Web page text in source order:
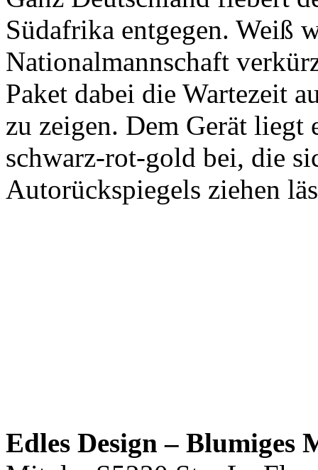
Südafrika entgegen. Weiß
Nationalmannschaft
Paket dabei die Wartezeit
zu zeigen. Dem Gerät liegt
schwarz-rot-gold bei, die
Autorückspiegels ziehen
Edles Design – Blumiges